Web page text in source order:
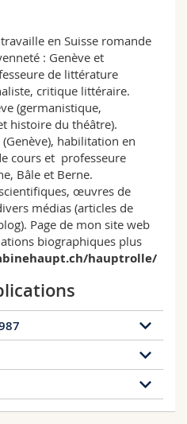
de la formation
en Suisse romande
: Genève et
de littérature
critique littéraire.
(germanistique,
histoire du théâtre).
habilitation en
cours et professeure
Bâle et Berne.
œuvres de
médias (articles de
Page de mon site web
biographiques plus
hauptrolle/